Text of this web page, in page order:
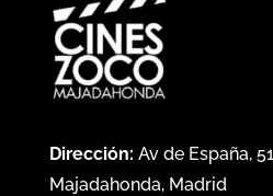
Dirección: Av de España,
Majadahonda, Madrid